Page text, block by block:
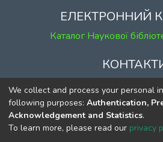
ЕЛЕКТРОННИЙ
Каталог Наукової
м. Київ, вул. Григорія
к. 1, к. 120
тел. (044) 463-
We collect and process your personal
following purposes: Authentication,
Acknowledgement and Statistics.
To learn more, please read our privacy